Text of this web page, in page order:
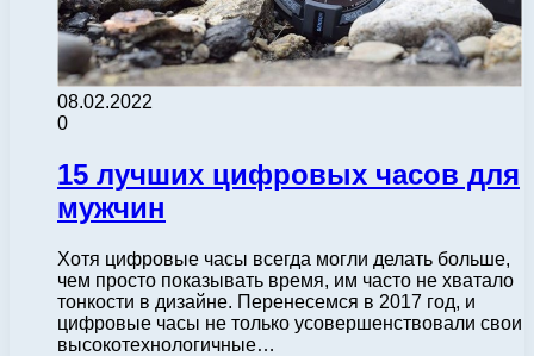
08.02.2022
0
15 лучших цифровых часов для
мужчин
Хотя цифровые часы всегда могли делать больше,
чем просто показывать время, им часто не хватало
тонкости в дизайне. Перенесемся в 2017 год, и
цифровые часы не только усовершенствовали свои
высокотехнологичные…